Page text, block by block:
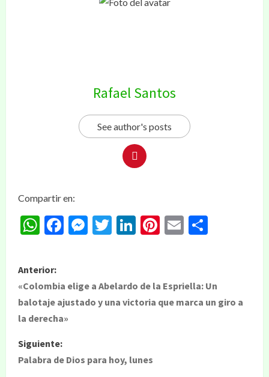
Rafael Santos
See author's posts
Compartir en:
WhatsApp
Facebook
Messenger
Twitter
LinkedIn
Pinterest
Email
Anterior:
«Colombia elige a Abelardo de la Espriella: Un
balotaje ajustado y una victoria que marca un giro a
la derecha»
Siguiente:
Palabra de Dios para hoy, lunes